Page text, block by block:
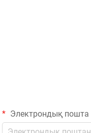
Электрондық пошта